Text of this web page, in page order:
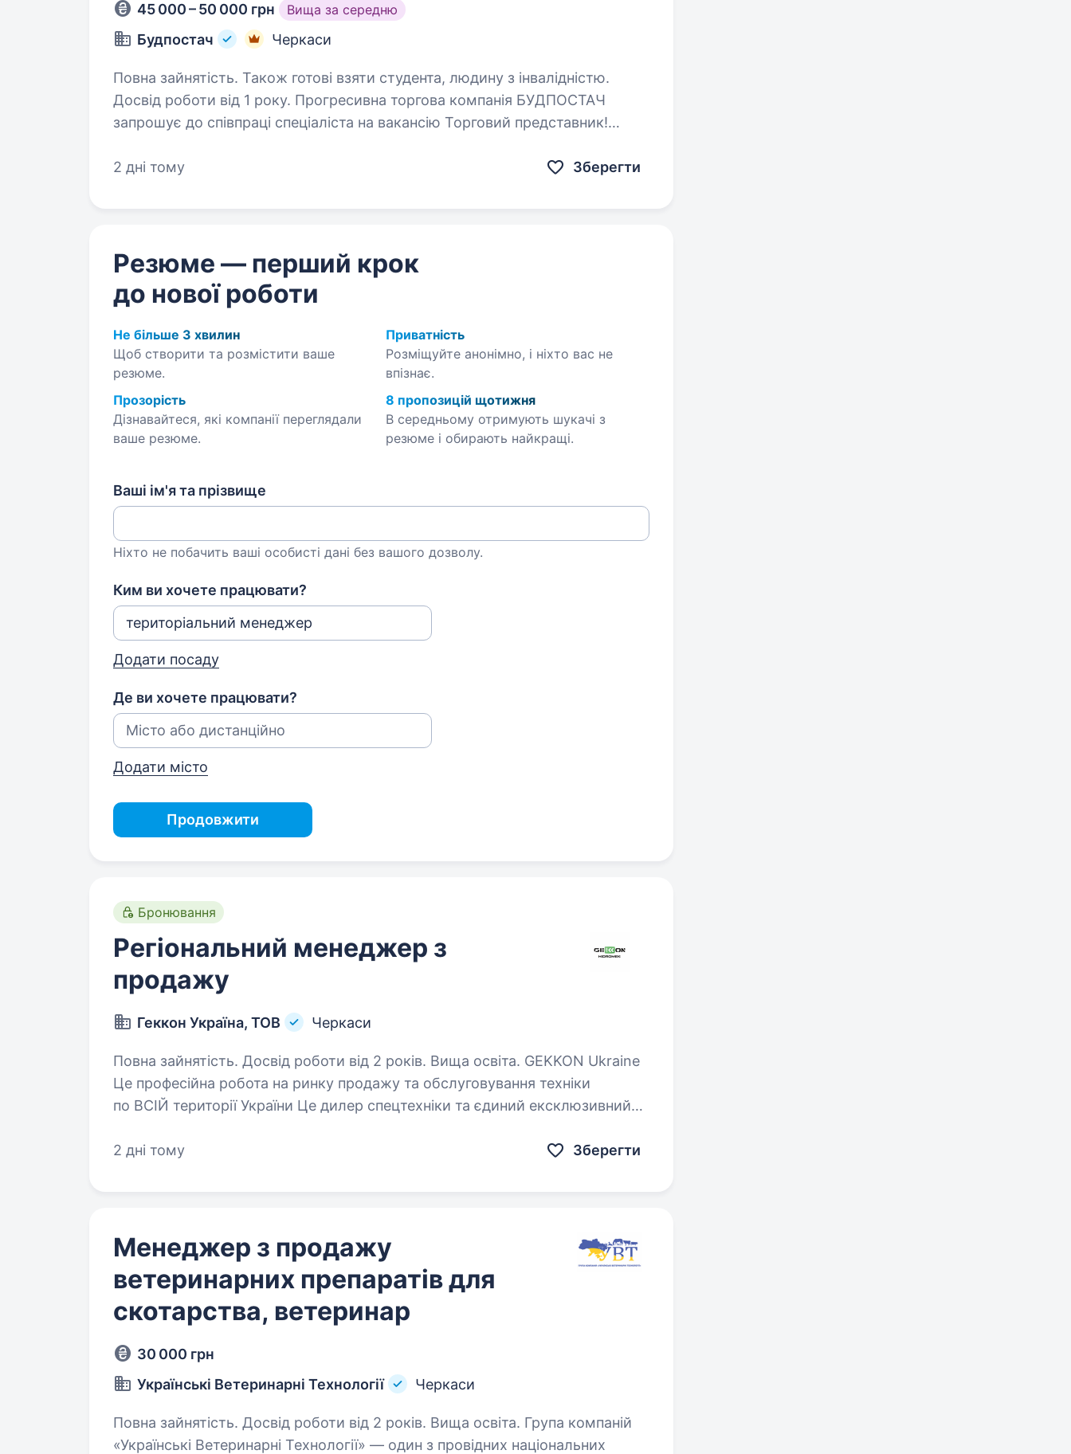
45 000 – 50 000 грн Вища за середню
Будпостач Черкаси
Повна зайнятість. Також готові взяти студента, людину з інвалідністю.
Досвід роботи від 1 року. Прогресивна торгова компанія БУДПОСТАЧ
запрошує до співпраці спеціаліста на вакансію Торговий представник!
2 дні тому Зберегти
Резюме — перший крок
до нової роботи
Не більше 3 хвилин
Щоб створити та розмістити ваше
резюме.
Приватність
Розміщуйте анонімно, і ніхто вас не
впізнає.
Прозорість
Дізнавайтеся, які компанії переглядали
ваше резюме.
8 пропозицій щотижня
В середньому отримують шукачі з
резюме і обирають найкращі.
Ваші ім'я та прізвище
Ніхто не побачить ваші особисті дані без вашого дозволу.
Ким ви хочете працювати?
Додати посаду
Де ви хочете працювати?
Додати місто
Продовжити
Бронювання
Регіональний менеджер з
продажу
Геккон Україна, ТОВ Черкаси
Повна зайнятість. Досвід роботи від 2 років. Вища освіта. GEKKON Ukraine
Це професійна робота на ринку продажу та обслуговування техніки
по ВСІЙ території України Це дилер спецтехніки та єдиний ексклюзивний
2 дні тому
Зберегти
Менеджер з продажу
ветеринарних препаратів для
скотарства, ветеринар
30 000 грн
Українські Ветеринарні Технології
Черкаси
Повна зайнятість. Досвід роботи від 2 років. Вища освіта. Група компаній
«Українські Ветеринарні Технології» — один з провідних національних